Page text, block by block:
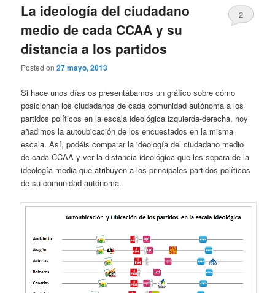
La ideología del ciudadano
medio de cada CCAA y su
distancia a los partidos
Posted on27 mayo, 2013
2
Si hace unos días os presentábamos un gráfico sobre cómo
posicionan los ciudadanos de cada comunidad autónoma a los
partidos políticos en la escala ideológica izquierda-derecha, hoy
añadimos la autoubicación de los encuestados en la misma
escala. Así, podéis comparar la ideología del ciudadano medio
de cada CCAA y ver la distancia ideológica que les separa de la
ideología media que atribuyen a los principales partidos políticos
de su comunidad autónoma.